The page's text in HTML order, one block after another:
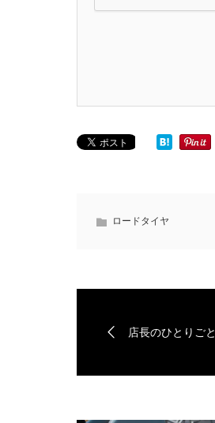
ロードタイヤ
店長のひとりごと